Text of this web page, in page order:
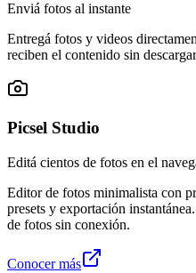
Enviá fotos al instante
Entregá fotos y videos
reciben el contenido sin
Picsel Studio
Editá cientos de fotos en el
Editor de fotos minimalista con
presets y exportación
de fotos sin conexión.
Conocer más